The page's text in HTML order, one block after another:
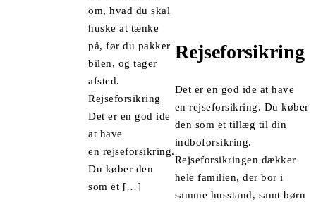
om, hvad du skal
huske at tænke
på, før du pakker
bilen, og tager
afsted.
Rejseforsikring
Det er en god ide
at have
en rejseforsikring.
Du køber den
som et […]
Rejseforsikring
Det er en god ide at have
en rejseforsikring. Du køber
den som et tillæg til din
indboforsikring.
Rejseforsikringen dækker
hele familien, der bor i
samme husstand, samt børn